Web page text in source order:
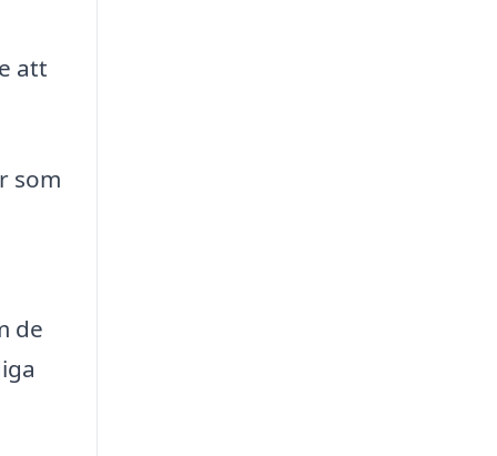
att
som
de